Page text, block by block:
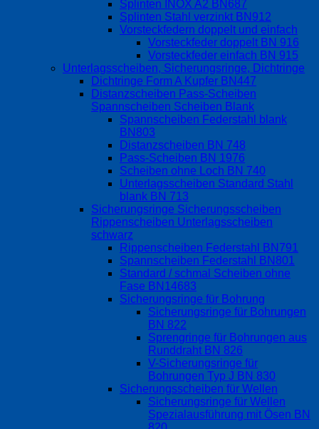
Splinten INOX A2 BN687
Splinten Stahl verzinkt BN912
Vorsteckfedern doppelt und einfach
Vorsteckfeder doppelt BN 916
Vorsteckfeder einfach BN 915
Unterlagsscheiben, Sicherungsringe, Dichtringe
Dichtringe Form A Kupfer BN447
Distanzscheiben Pass-Scheiben
Spannscheiben Scheiben Blank
Spannscheiben Federstahl blank
BN803
Distanzscheiben BN 748
Pass-Scheiben BN 1976
Scheiben ohne Loch BN 740
Unterlagsscheiben Standard Stahl
blank BN 713
Sicherungsringe Sicherungsscheiben
Rippenscheiben Unterlagsscheiben
schwarz
Rippenscheiben Federstahl BN791
Spannscheiben Federstahl BN801
Standard / schmal Scheiben ohne
Fase BN14683
Sicherungsringe für Bohrung
Sicherungsringe für Bohrungen
BN 822
Sprengringe für Bohrungen aus
Runddraht BN 826
V-Sicherungsringe für
Bohrungen Typ J BN 830
Sicherungsscheiben für Wellen
Sicherungsringe für Wellen
Spezialausführung mit Ösen BN